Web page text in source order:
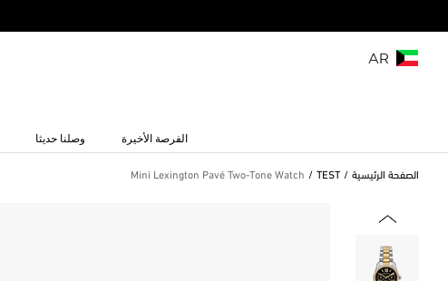
AR
الفرصة الأخيرة وصلنا حديثا
الصفحة الرئيسية TEST
Mini Lexington Pavé Two-Tone Watch